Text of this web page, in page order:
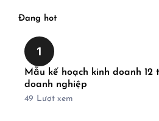
Đang hot
1
Mẫu kế hoạch kinh doanh 12
doanh nghiệp
49 Lượt xem